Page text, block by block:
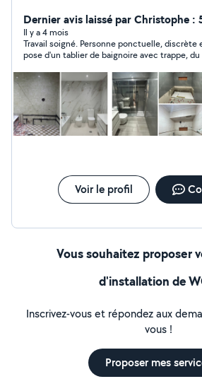
Dernier avis laissé par Christophe :
Il y a 4 mois
Travail soigné. Personne ponctuelle, discrète et à l'écoute. La
pose d'un tablier de baignoire avec trappe, du carrelage de la
déroulée sur 2 jours avec un résultat de
nouveau appel à eux.
Voir le profil
Vous souhaitez proposer
d'installation de
Inscrivez-vous et répondez aux
vous !
Proposer mes